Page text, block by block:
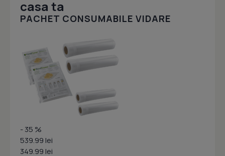
casa ta
PACHET CONSUMABILE VIDARE
- 35 %
539.99 lei
349.99 lei